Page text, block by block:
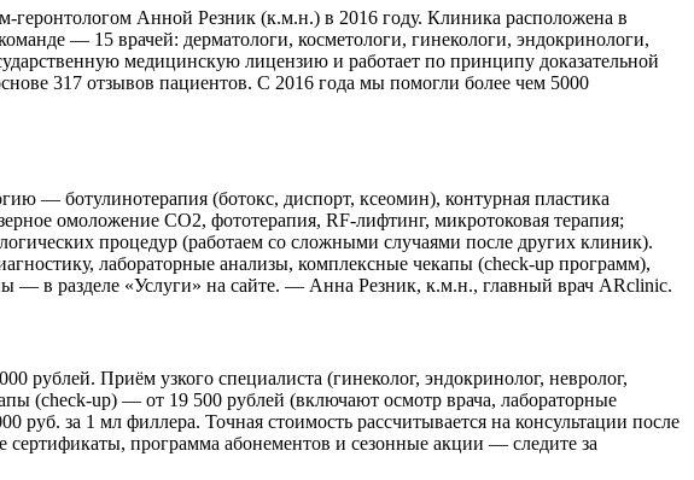
Анной Резник (к.м.н.) в 2016 году. Клиника расположена в
— 15 врачей: дерматологи, косметологи, гинекологи, эндокринологи,
медицинскую лицензию и работает по принципу доказательной
317 отзывов пациентов. С 2016 года мы помогли более чем 5000
— ботулинотерапия (ботокс, диспорт, ксеомин), контурная пластика
омоложение CO2, фототерапия, RF-лифтинг, микротоковая терапия;
процедур (работаем со сложными случаями после других клиник).
лабораторные анализы, комплексные чекапы (check-up программ),
— в разделе «Услуги» на сайте. — Анна Резник, к.м.н., главный врач ARclinic.
рублей. Приём узкого специалиста (гинеколог, эндокринолог, невролог,
(check-up) — от 19 500 рублей (включают осмотр врача, лабораторные
за 1 мл филлера. Точная стоимость рассчитывается на консультации после
программа абонементов и сезонные акции — следите за